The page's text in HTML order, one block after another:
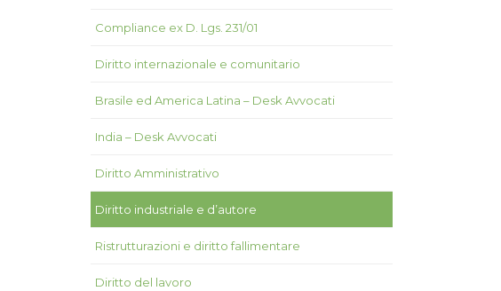
Compliance ex D. Lgs. 231/01
Diritto internazionale e comunitario
Brasile ed America Latina – Desk Avvocati
India – Desk Avvocati
Diritto Amministrativo
Diritto industriale e d’autore
Ristrutturazioni e diritto fallimentare
Diritto del lavoro